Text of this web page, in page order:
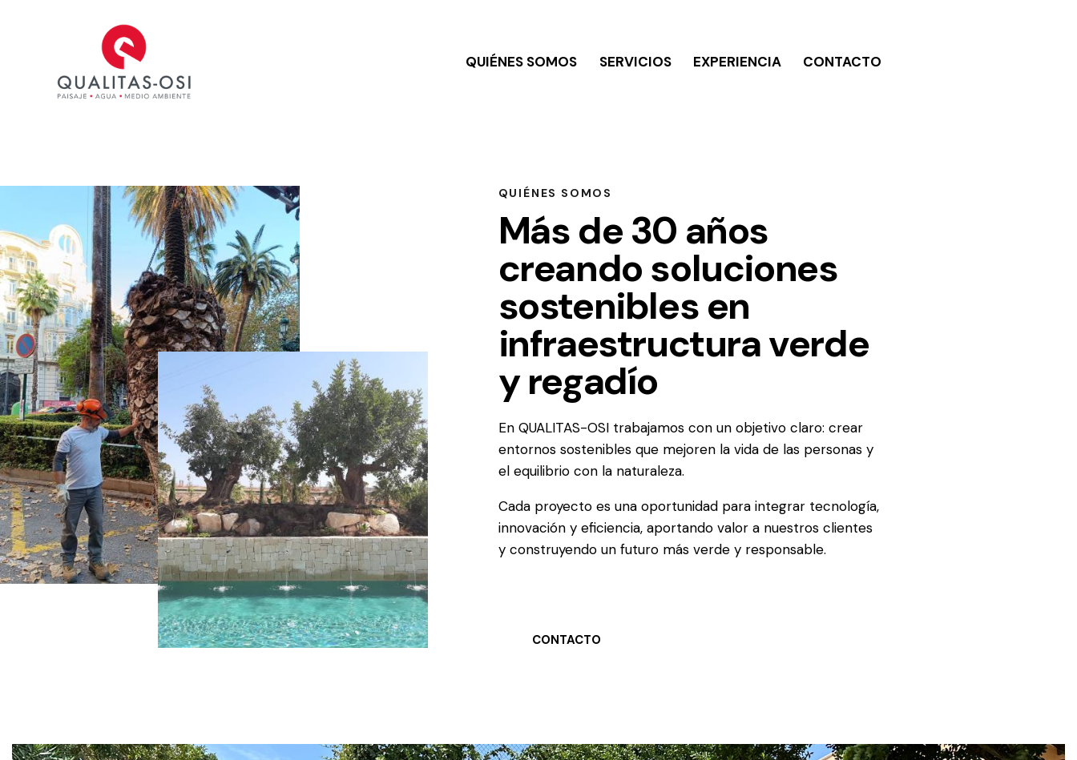
QUIÉNES SOMOS SERVICIOS EXPERIENCIA CONTACTO
QUIÉNES SOMOS
Más de 30 años
creando soluciones
sostenibles en
infraestructura verde
y regadío
En QUALITAS-OSI trabajamos con un objetivo claro: crear
entornos sostenibles que mejoren la vida de las personas y
el equilibrio con la naturaleza.
Cada proyecto es una oportunidad para integrar tecnología,
innovación y eficiencia, aportando valor a nuestros clientes
y construyendo un futuro más verde y responsable.
CONTACTO